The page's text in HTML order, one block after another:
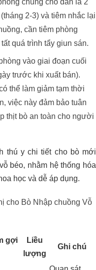
chung cho đàn là 2
2-3) và tiêm nhắc lại
cần tiêm phòng
quá trình tẩy giun sán.
vào giai đoạn cuối
trước khi xuất bán).
thể làm giảm tạm thời
việc này đảm bảo tuân
thịt bò an toàn cho người
thú y chi tiết cho bò mới
béo, nhằm hệ thống hóa
học và dễ áp dụng.
cho Bò Nhập chuồng Vỗ
gợi
Liều
lượng
Ghi chú